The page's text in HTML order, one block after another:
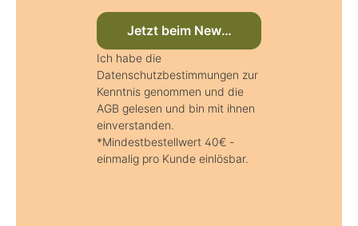
Jetzt beim Newsletter anmelden
Ich habe die
Datenschutzbestimmungen zur
Kenntnis genommen und die
AGB gelesen und bin mit ihnen
einverstanden.
*Mindestbestellwert 40€ -
einmalig pro Kunde einlösbar.